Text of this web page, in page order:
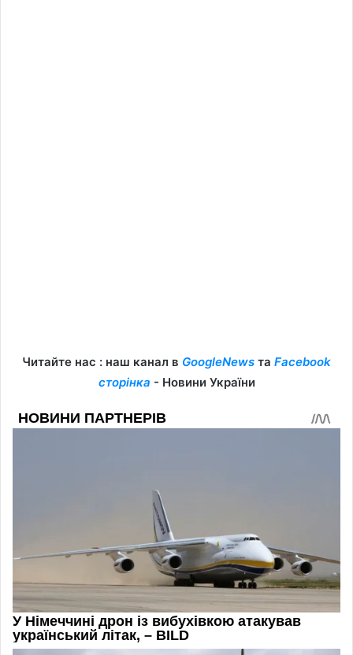
Читайте нас : наш канал в GoogleNews та Facebook
сторінка - Новини України